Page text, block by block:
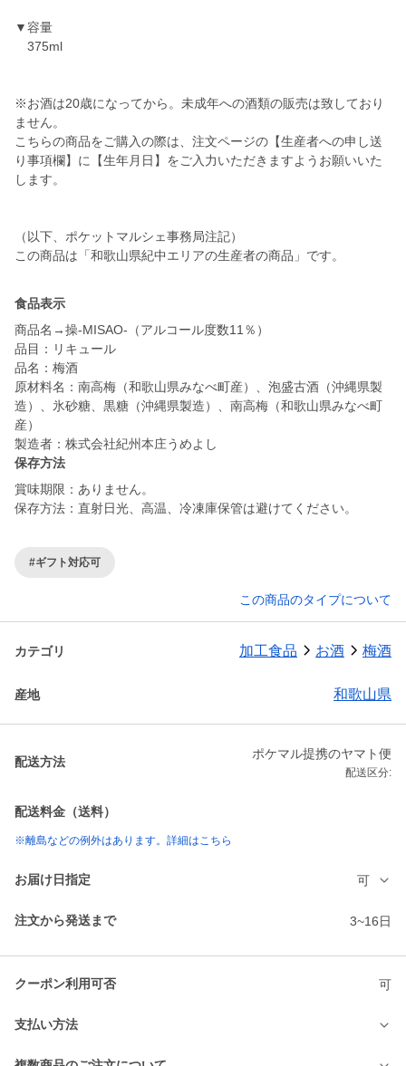
▼容量
375ml
※お酒は20歳になってから。未成年への酒類の販売は致しており
ません。
こちらの商品をご購入の際は、注文ページの【生産者への申し送
り事項欄】に【生年月日】をご入力いただきますようお願いいた
します。
（以下、ポケットマルシェ事務局注記）
この商品は「和歌山県紀中エリアの生産者の商品」です。
食品表示
商品名→操-MISAO-（アルコール度数11％）
品目：リキュール
品名：梅酒
原材料名：南高梅（和歌山県みなべ町産）、泡盛古酒（沖縄県製
造）、氷砂糖、黒糖（沖縄県製造）、南高梅（和歌山県みなべ町
産）
保存方法
賞味期限：ありません。
保存方法：直射日光、高温、冷凍庫保管は避けてください。
#ギフト対応可
この商品のタイプについて
カテゴリ 加工食品 お酒 梅酒
産地 和歌山県
配送方法
ポケマル提携のヤマト便
配送区分:
配送料金（送料）
※離島などの例外はあります。詳細はこちら
お届け日指定 可
注文から発送まで 3~16日
クーポン利用可否 可
支払い方法